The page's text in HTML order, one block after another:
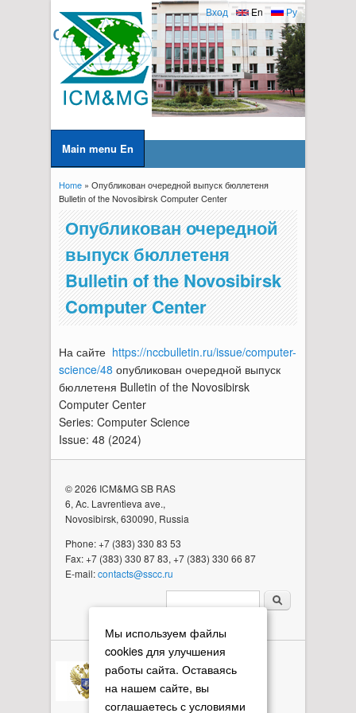
Ру
En
Вход
Main menu En
You are here
Home» Опубликован очередной выпуск бюллетеня
Bulletin of the Novosibirsk Computer Center
Опубликован очередной
выпуск бюллетеня
Bulletin of the Novosibirsk
Computer Center
На сайте https://nccbulletin.ru/issue/computer-
science/48 опубликован очередной выпуск
бюллетеня Bulletin of the Novosibirsk
Computer Center
Series: Computer Science
Issue: 48 (2024)
Мы используем файлы
cookies для улучшения
работы сайта. Оставаясь
на нашем сайте, вы
соглашаетесь с условиями
© 2026 ICM&MG SB RAS
6, Ac. Lavrentieva ave.,
Novosibirsk, 630090, Russia
Phone: +7 (383) 330 83 53
Fax: +7 (383) 330 87 83, +7 (383) 330 66 87
E-mail:contacts@sscc.ru
Search form